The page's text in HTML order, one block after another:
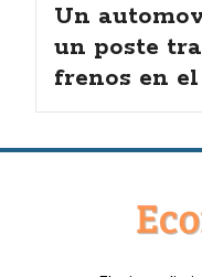
Un
un poste
frenos en